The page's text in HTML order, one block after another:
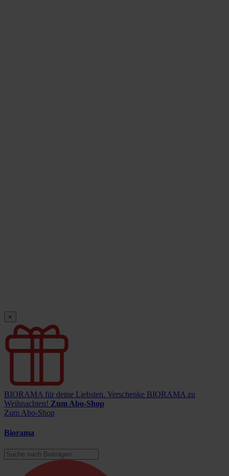
×
BIORAMA für deine Liebsten. Verschenke BIORAMA zu
Weihnachten! Zum Abo-Shop
Zum Abo-Shop
Biorama